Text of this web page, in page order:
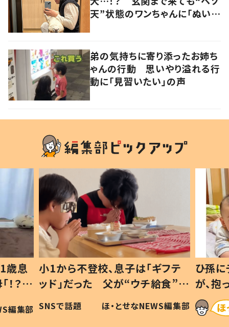
天”状態のワンちゃんに「ぬいぐ
弟の気持ちに寄り添ったお姉ち
ゃんの行動 思いやり溢れる行
動に「見習いたい」の声
歳息
？」
編集部
小1から不登校、息子は「ギフテ
ッド」だった 父が“ウチ給食”を
作り続ける理由とは #令和の親
#令和の子
SNSで話題 ほ・とせなNEWS編集部
ひ孫
が、
「涙が
い」